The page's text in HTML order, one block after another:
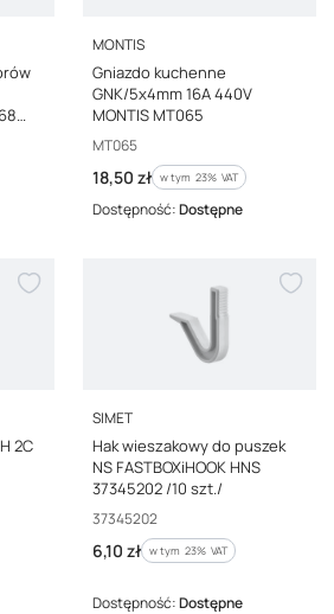
PRODUCENT
MONTIS
Gniazdo kuchenne
GNK/5x4mm 16A 440V
MONTIS MT065
Kod producenta
MT065
Cena brutto
18,50 zł w tym %s VAT
w tym 23% VAT
Dostępność:Dostępne
2C
PRODUCENT
SIMET
Hak wieszakowy do puszek
NS FASTBOXiHOOK HNS
37345202 /10 szt./
Kod producenta
37345202
Cena brutto
6,10 zł w tym %s VAT
w tym 23% VAT
Dostępność:Dostępne